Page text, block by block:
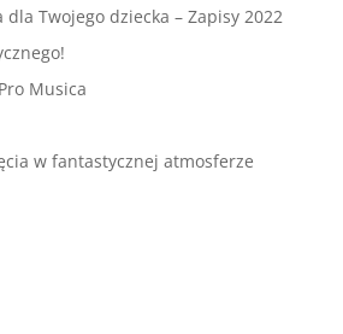
dla Twojego dziecka – Zapisy 2022
Musica
w fantastycznej atmosferze